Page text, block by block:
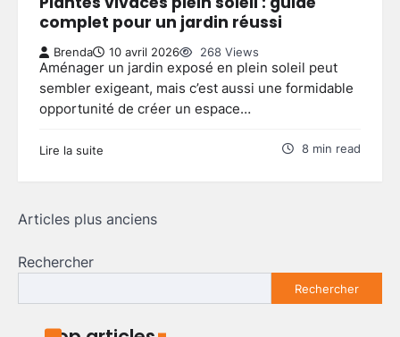
complet pour un jardin réussi
Brenda 10 avril 2026 268 Views
Aménager un jardin exposé en plein soleil peut
sembler exigeant, mais c’est aussi une formidable
opportunité de créer un espace…
Lire la suite 8 min read
Navigation
articles
Articles plus anciens
Rechercher
Rechercher
Créer une allée de jardin
économique : astuces pour allier
budget serré et qualité durable
Brenda 4 mai 2026
Brenda
Astuces ingénieuses pour exploiter
chaque centimètre de votre petit
jardin